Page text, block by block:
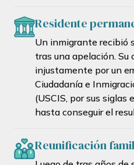
Residente
Un inmigrante recibió
tras una apelación. Su
injustamente por un
Ciudadanía e
(USCIS, por sus siglas
hasta conseguir el
Reunificación